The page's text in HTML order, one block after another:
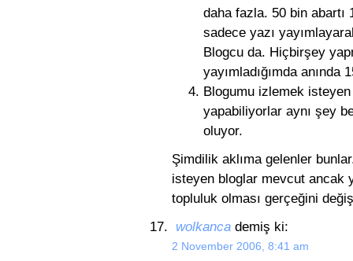
daha fazla. 50 bin
sadece yazı
Blogcu da. Hiçbirşey
yayımladığımda
Blogumu izlemek
yapabiliyorlar aynı şey
oluyor.
Şimdilik aklıma gelenler
isteyen bloglar mevcut ancak
topluluk olması gerçeğini
wolkancademiş ki:
2 November 2006, 8:41 am